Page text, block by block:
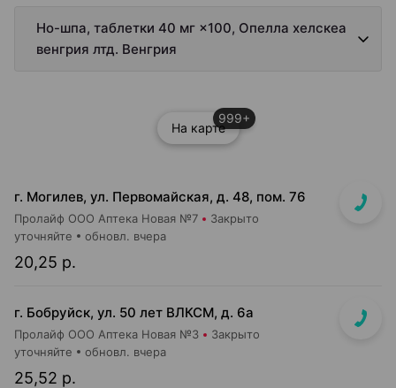
Но-шпа, таблетки 40 мг ×100, Опелла хелскеа
венгрия лтд. Венгрия
На карте
999+
г. Могилев, ул. Первомайская, д. 48, пом. 76
Пролайф ООО Аптека Новая №7 Закрыто
20,25 р.
уточняйте обновл. вчера
г. Бобруйск, ул. 50 лет ВЛКСМ, д. 6а
Пролайф ООО Аптека Новая №3 Закрыто
25,52 р.
уточняйте обновл. вчера